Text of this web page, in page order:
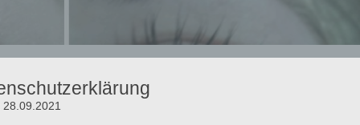
28.09.2021